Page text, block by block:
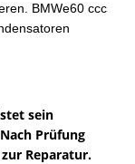
BMWe60 ccc
sein
Prüfung
Reparatur.